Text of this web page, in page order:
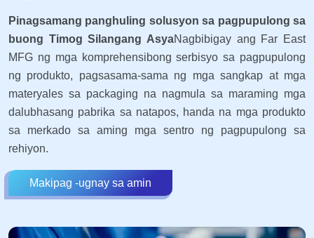
Pinagsamang panghuling solusyon sa pagpupulong sa
buong Timog Silangang AsyaNagbibigay ang Far East
MFG ng mga komprehensibong serbisyo sa pagpupulong
ng produkto, pagsasama-sama ng mga sangkap at mga
materyales sa packaging na nagmula sa maraming mga
dalubhasang pabrika sa natapos, handa na mga produkto
sa merkado sa aming mga sentro ng pagpupulong sa
rehiyon.
Makipag -ugnay sa amin